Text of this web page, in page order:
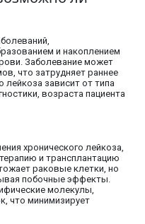
и накоплением
Заболевание может
что затрудняет раннее
лейкоза зависит от типа
возраста пациента
хронического лейкоза,
и трансплантацию
раковые клетки, но
побочные эффекты.
молекулы,
что минимизирует